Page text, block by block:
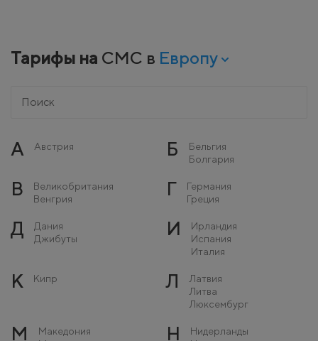
Тарифы на СМС в Европу
А Австрия Б
Бельгия
Болгария
В
Великобритания
Венгрия
Г
Германия
Греция
Д
Дания
Джибуты
И
Ирландия
Испания
Италия
К Кипр Л
Латвия
Литва
Люксембург
М
Македония
Н
Нидерланды